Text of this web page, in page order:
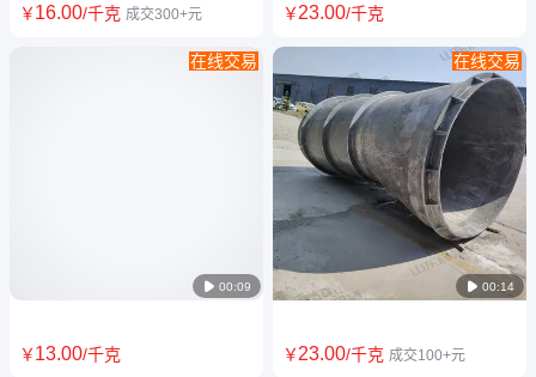
￥16.00/千克 成交300+元
 00:09
在线交易
￥13.00/千克
ZG35Cr25Ni12对流中间管板
加热炉管式炉用耐热钢铸件
￥23.00/千克
 00:14
在线交易
￥23.00/千克 成交100+元